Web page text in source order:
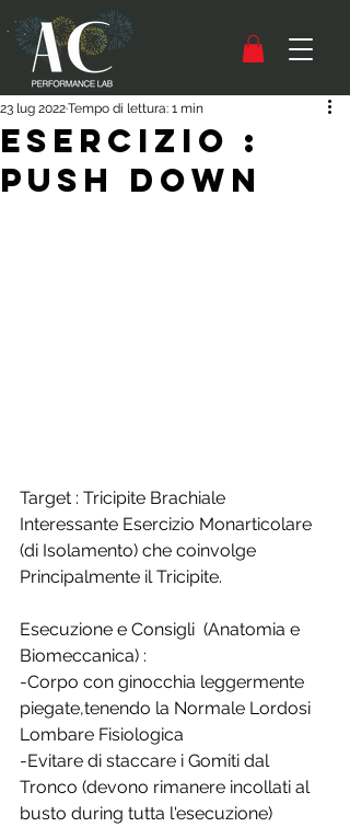
Esercizio :
Push Down
23 lug 2022Tempo di lettura: 1 min
Target : Tricipite Brachiale
Interessante Esercizio Monarticolare
(di Isolamento) che coinvolge
Principalmente il Tricipite.
Esecuzione e Consigli  (Anatomia e
Biomeccanica) :
-Corpo con ginocchia leggermente
piegate,tenendo la Normale Lordosi
Lombare Fisiologica
-Evitare di staccare i Gomiti dal
Tronco (devono rimanere incollati al
busto during tutta l'esecuzione)